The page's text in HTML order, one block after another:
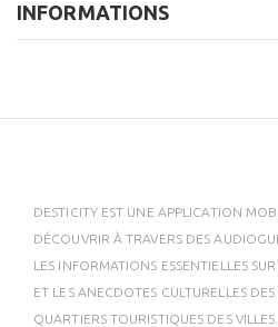
INFORMATIONS
DESTICITY EST UNE APPLICATION
DÉCOUVRIR À TRAVERS DES
LES INFORMATIONS ESSENTIELLES
ET LES ANECDOTES CULTURELLES
QUARTIERS TOURISTIQUES DES VILLES.